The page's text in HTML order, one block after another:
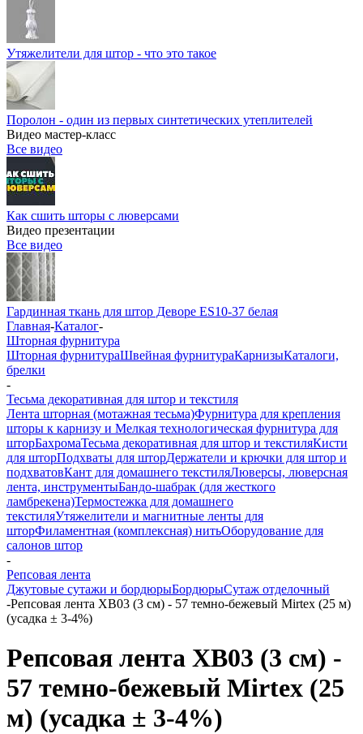
Утяжелители для штор - что это такое
Поролон - один из первых синтетических утеплителей
Видео мастер-класс
Все видео
Как сшить шторы с люверсами
Видео презентации
Все видео
Гардинная ткань для штор Деворе ES10-37 белая
Главная-Каталог-
Шторная фурнитура
Шторная фурнитураШвейная фурнитураКарнизыКаталоги,
брелки
-
Тесьма декоративная для штор и текстиля
Лента шторная (мотажная тесьма)Фурнитура для крепления
шторы к карнизу и Мелкая технологическая фурнитура для
шторБахромаТесьма декоративная для штор и текстиляКисти
для шторПодхваты для шторДержатели и крючки для штор и
подхватовКант для домашнего текстиляЛюверсы, люверсная
лента, инструментыБандо-шабрак (для жесткого
ламбрекена)Термостежка для домашнего
текстиляУтяжелители и магнитные ленты для
шторФиламентная (комплексная) нитьОборудование для
салонов штор
-
Репсовая лента
Джутовые сутажи и бордюрыБордюрыСутаж отделочный
-Репсовая лента XB03 (3 см) - 57 темно-бежевый Mirtex (25 м)
(усадка ± 3-4%)
Репсовая лента XB03 (3 см) -
57 темно-бежевый Mirtex (25
м) (усадка ± 3-4%)